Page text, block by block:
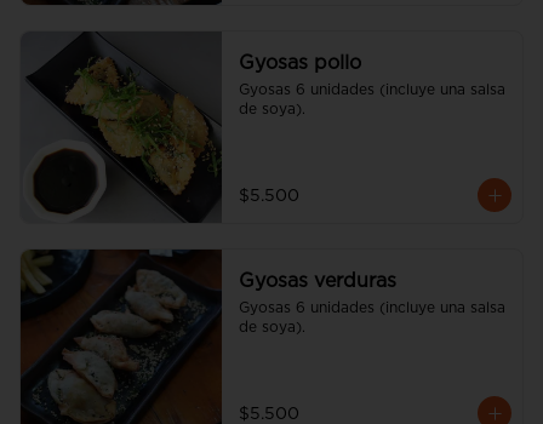
Gyosas pollo
Gyosas 6 unidades (incluye una salsa
de soya).
$5.500
Gyosas verduras
Gyosas 6 unidades (incluye una salsa
de soya).
$5.500